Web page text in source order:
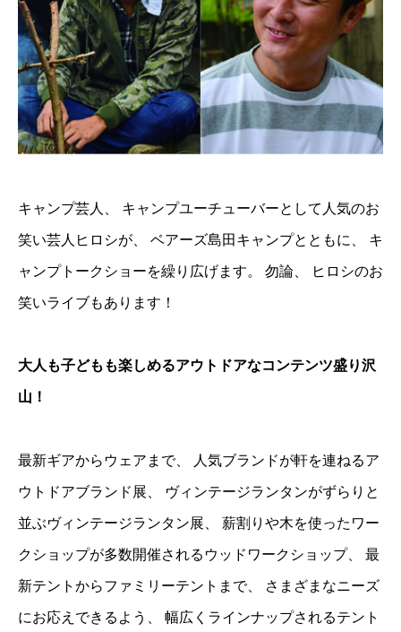
キャンプ芸人、 キャンプユーチューバーとして人気のお
笑い芸人ヒロシが、 ベアーズ島田キャンプとともに、 キ
ャンプトークショーを繰り広げます。 勿論、 ヒロシのお
笑いライブもあります！
大人も子どもも楽しめるアウトドアなコンテンツ盛り沢
山！
最新ギアからウェアまで、 人気ブランドが軒を連ねるア
ウトドアブランド展、 ヴィンテージランタンがずらりと
並ぶヴィンテージランタン展、 薪割りや木を使ったワー
クショップが多数開催されるウッドワークショップ、 最
新テントからファミリーテントまで、 さまざまなニーズ
にお応えできるよう、 幅広くラインナップされるテント